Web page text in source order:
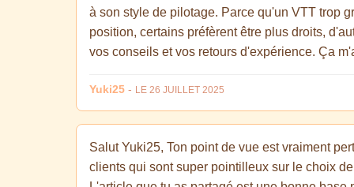
à son style de pilotage. Parce qu'un VTT trop
position, certains préfèrent être plus droits,
vos conseils et vos retours d'expérience. Ça
Yuki25 - LE 26 JUILLET 2025
Salut Yuki25, Ton point de vue est vraiment
clients qui sont super pointilleux sur le choix